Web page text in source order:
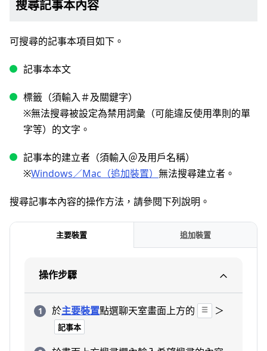
搜尋記事本內容
可搜尋的記事本項目如下。
記事本本文
標籤（須輸入＃及關鍵字）
※無法搜尋被設定為禁用詞彙（可能違反使用準則的單
字等）的文字。
記事本的建立者（須輸入＠及用戶名稱）
※Windows／Mac（追加裝置） 無法搜尋建立者。
搜尋記事本內容的操作方法，請參閱下列說明。
主要裝置 追加裝置
操作步驟
於主要裝置點選聊天室畫面上方的 ＞
記事本